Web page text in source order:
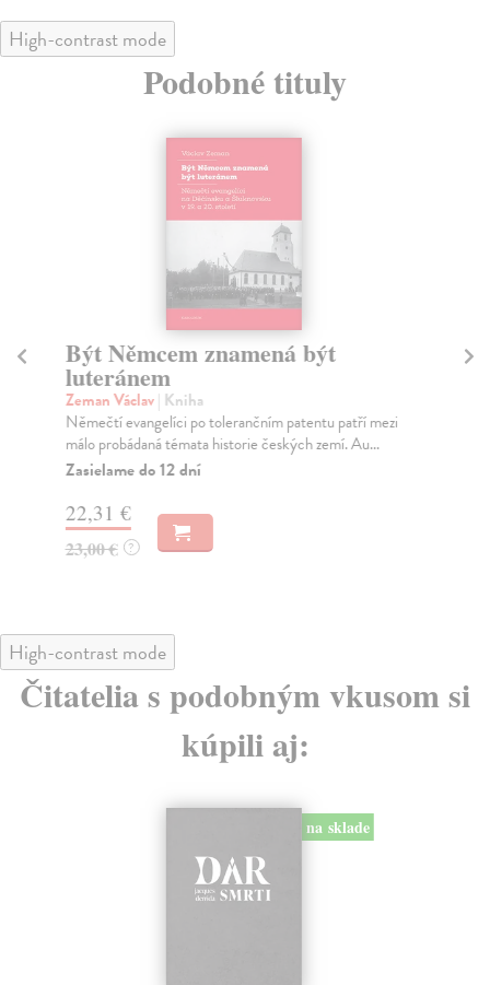
High-contrast mode
Podobné tituly
Být Němcem znamená být
luteránem
Zeman Václav| Kniha
Němečtí evangelíci po tolerančním patentu patří mezi
málo probádaná témata historie českých zemí. Au...
Zasielame do 12 dní
22,31 €
23,00 € ?
High-contrast mode
Čitatelia s podobným vkusom si
kúpili aj:
na sklade